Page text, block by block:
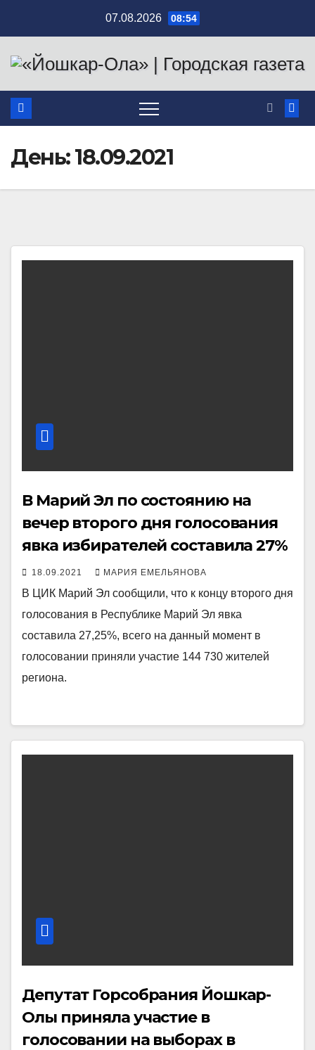
содержимому
07.08.2026 08:54
День:18.09.2021
В Марий Эл по состоянию на
вечер второго дня голосования
явка избирателей составила 27%
18.09.2021 МАРИЯ ЕМЕЛЬЯНОВА
В ЦИК Марий Эл сообщили, что к концу второго дня
голосования в Республике Марий Эл явка
составила 27,25%, всего на данный момент в
голосовании приняли участие 144 730 жителей
региона.
Депутат Горсобрания Йошкар-
Олы приняла участие в
голосовании на выборах в